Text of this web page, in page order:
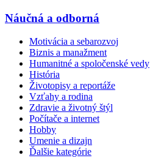
Náučná a odborná
Motivácia a sebarozvoj
Biznis a manažment
Humanitné a spoločenské vedy
História
Životopisy a reportáže
Vzťahy a rodina
Zdravie a životný štýl
Počítače a internet
Hobby
Umenie a dizajn
Ďalšie kategórie